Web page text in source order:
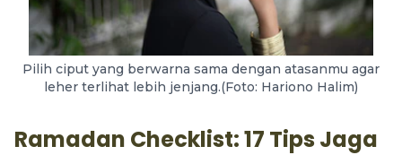
Pilih ciput yang berwarna sama dengan atasanmu agar
leher terlihat lebih jenjang.(Foto: Hariono Halim)
Ramadan Checklist: 17 Tips Jaga